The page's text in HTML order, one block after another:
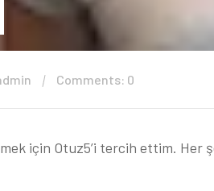
Comments: 0
için Otuz5’i tercih ettim.